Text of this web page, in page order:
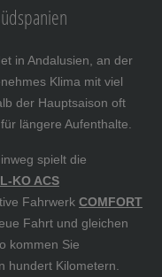
in Andalusien, an der
Klima mit viel
der Hauptsaison oft
längere Aufenthalte.
spielt die
KO ACS
Fahrwerk COMFORT
Fahrt und gleichen
kommen Sie
hundert Kilometern.